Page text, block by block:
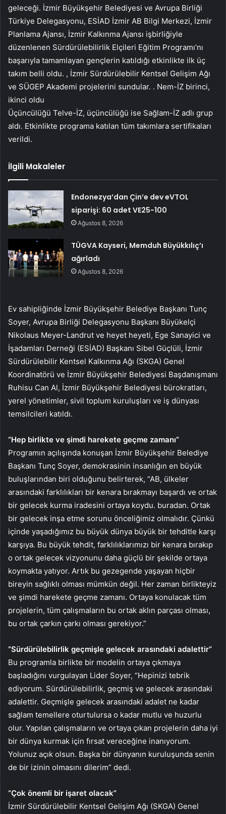
geleceği. İzmir Büyükşehir Belediyesi ve Avrupa Birliği
Türkiye Delegasyonu, ESİAD İzmir AB Bilgi Merkezi, İzmir
Planlama Ajansı, İzmir Kalkınma Ajansı işbirliğiyle
düzenlenen Sürdürülebilirlik Elçileri Eğitim Programı’nı
başarıyla tamamlayan gençlerin katıldığı etkinlikte ilk üç
takım belli oldu. , İzmir Sürdürülebilir Kentsel Gelişim Ağı
ve SÜGEP Akademi projelerini sundular. . Nem-İZ birinci,
ikinci oldu
Üçüncülüğü Telve-İZ, üçüncülüğü ise Sağlam-İZ adlı grup
aldı. Etkinlikte programa katılan tüm takımlara sertifikaları
verildi.
İlgili Makaleler
Endonezya’dan Çin’e dev eVTOL
siparişi: 60 adet VE25-100
Ağustos 8, 2026
TÜGVA Kayseri, Memduh Büyükkılıç’ı
ağırladı
Ağustos 8, 2026
Ev sahipliğinde İzmir Büyükşehir Belediye Başkanı Tunç
Soyer, Avrupa Birliği Delegasyonu Başkanı Büyükelçi
Nikolaus Meyer-Landrut ve heyet heyeti, Ege Sanayici ve
İşadamları Derneği (ESİAD) Başkanı Sibel Güçlüli, İzmir
Sürdürülebilir Kentsel Kalkınma Ağı (SKGA) Genel
Koordinatörü ve İzmir Büyükşehir Belediyesi Başdanışmanı
Ruhisu Can Al, İzmir Büyükşehir Belediyesi bürokratları,
yerel yönetimler, sivil toplum kuruluşları ve iş dünyası
temsilcileri katıldı.
“Hep birlikte ve şimdi harekete geçme zamanı”
Programın açılışında konuşan İzmir Büyükşehir Belediye
Başkanı Tunç Soyer, demokrasinin insanlığın en büyük
buluşlarından biri olduğunu belirterek, “AB, ülkeler
arasındaki farklılıkları bir kenara bırakmayı başardı ve ortak
bir gelecek kurma iradesini ortaya koydu. buradan. Ortak
bir gelecek inşa etme sorunu önceliğimiz olmalıdır. Çünkü
içinde yaşadığımız bu büyük dünya büyük bir tehditle karşı
karşıya. Bu büyük tehdit, farklılıklarımızı bir kenara bırakıp
o ortak gelecek vizyonunu daha güçlü bir şekilde ortaya
koymakta yatıyor. Artık bu gezegende yaşayan hiçbir
bireyin sağlıklı olması mümkün değil. Her zaman birlikteyiz
ve şimdi harekete geçme zamanı. Ortaya konulacak tüm
projelerin, tüm çalışmaların bu ortak aklın parçası olması,
bu ortak çarkın çarkı olması gerekiyor.”
“Sürdürülebilirlik geçmişle gelecek arasındaki adalettir”
Bu programla birlikte bir modelin ortaya çıkmaya
başladığını vurgulayan Lider Soyer, “Hepinizi tebrik
ediyorum. Sürdürülebilirlik, geçmiş ve gelecek arasındaki
adalettir. Geçmişle gelecek arasındaki adalet ne kadar
sağlam temellere oturtulursa o kadar mutlu ve huzurlu
olur. Yapılan çalışmaların ve ortaya çıkan projelerin daha iyi
bir dünya kurmak için fırsat vereceğine inanıyorum.
Yolunuz açık olsun. Başka bir dünyanın kuruluşunda senin
de bir izinin olmasını dilerim” dedi.
“Çok önemli bir işaret olacak”
İzmir Sürdürülebilir Kentsel Gelişim Ağı (SKGA) Genel